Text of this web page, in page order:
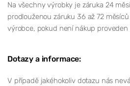
Na všechny výrobky je záruka 24
prodlouženou záruku 36 až 72
výrobce, pokud není nákup proveden
Dotazy a informace:
V případě jakéhokoliv dotazu nás